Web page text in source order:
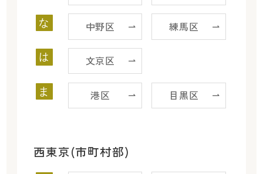
な 中野区 練馬区
は 文京区
ま 港区 目黒区
西東京(市町村部)